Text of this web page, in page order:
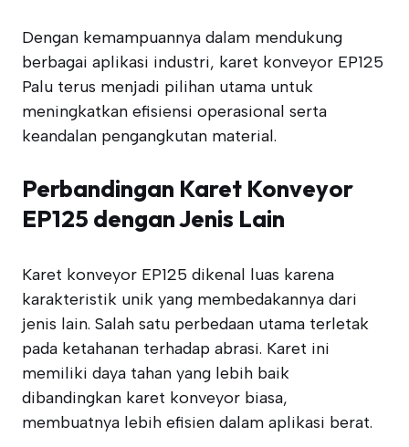
Dengan kemampuannya dalam mendukung
berbagai aplikasi industri, karet konveyor EP125
Palu terus menjadi pilihan utama untuk
meningkatkan efisiensi operasional serta
keandalan pengangkutan material.
Perbandingan Karet Konveyor
EP125 dengan Jenis Lain
Karet konveyor EP125 dikenal luas karena
karakteristik unik yang membedakannya dari
jenis lain. Salah satu perbedaan utama terletak
pada ketahanan terhadap abrasi. Karet ini
memiliki daya tahan yang lebih baik
dibandingkan karet konveyor biasa,
membuatnya lebih efisien dalam aplikasi berat.